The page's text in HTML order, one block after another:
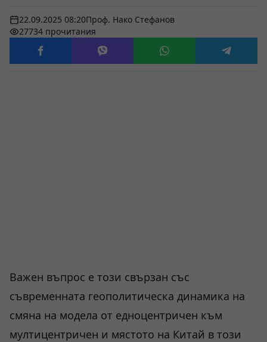
22.09.2025 08:20Проф. Нако Стефанов
27734 прочитания
Важен въпрос е този свързан със
съвременната геополитическа динамика на
смяна на модела от едноцентричен към
мултицентричен и мястото на Китай в този